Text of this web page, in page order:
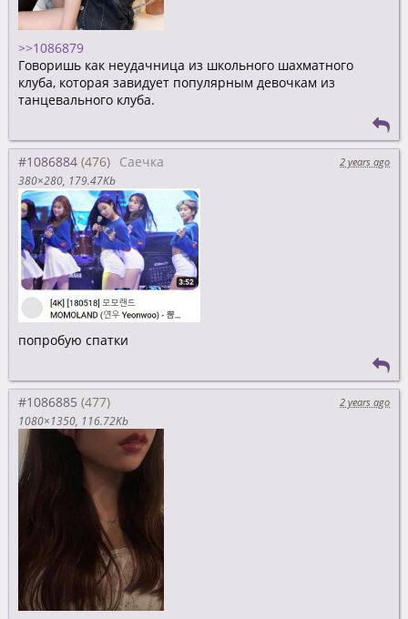
>>1086879
Говоришь как неудачница из школьного шахматного
клуба, которая завидует популярным девочкам из
танцевального клуба.
#1086884 Саечка
2 years ago
380×280 179.47Kb
попробую спатки
#1086885
2 years ago
1080×1350 116.72Kb